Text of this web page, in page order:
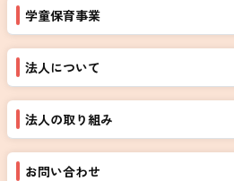
学童保育事業
法人について
法人の取り組み
お問い合わせ